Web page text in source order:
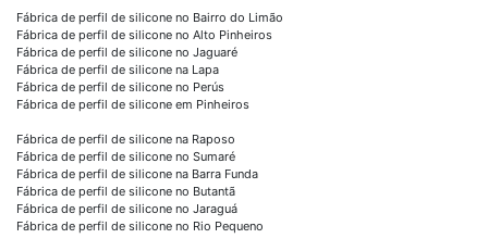
Fábrica de perfil de silicone no Bairro do Limão
Fábrica de perfil de silicone no Alto Pinheiros
Fábrica de perfil de silicone no Jaguaré
Fábrica de perfil de silicone na Lapa
Fábrica de perfil de silicone no Perús
Fábrica de perfil de silicone em Pinheiros
Fábrica de perfil de silicone na Raposo
Fábrica de perfil de silicone no Sumaré
Fábrica de perfil de silicone na Barra Funda
Fábrica de perfil de silicone no Butantã
Fábrica de perfil de silicone no Jaraguá
Fábrica de perfil de silicone no Rio Pequeno